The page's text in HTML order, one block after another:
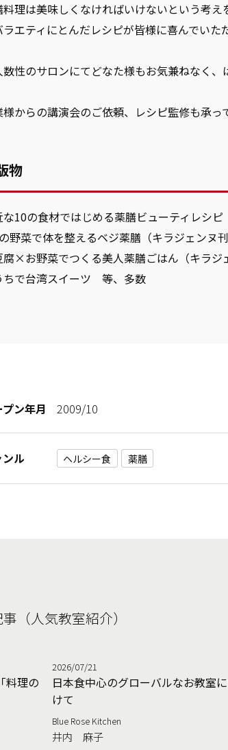
料理は美味しくなければいけないという考
ラエティにとんだレシピが皆様に喜んでいた
数性のサロンにてどなた様もお気兼ねなく
様からの講演会のご依頼、レシピ監修も承っ
物
な10の食材ではじめる薬膳ビューティレシピ
野菜で体を整えるベジ薬膳（キラジェンヌ刊
腐×お野菜でつくる美人薬膳ごはん（キラジ
ちで台湾スイーツ 等、多数
プン年月 2009/10
ンル ヘルシー食 薬膳
（人気教室紹介）
料理の
2026/07/21
日本食中心のグローバルなお教室
けて
Blue Rose Kitchen
井内 麻子